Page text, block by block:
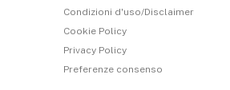
Condizioni d'uso/Disclaimer
Cookie Policy
Privacy Policy
Preferenze consenso